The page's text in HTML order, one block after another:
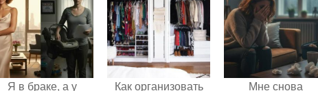
Я в браке, а у Как организовать Мне снова